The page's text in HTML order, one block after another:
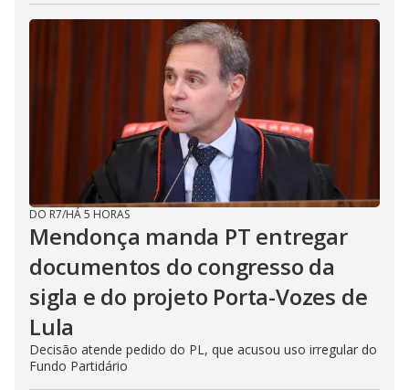
DO R7/HÁ 5 HORAS
Mendonça manda PT entregar
documentos do congresso da
sigla e do projeto Porta-Vozes de
Lula
Decisão atende pedido do PL, que acusou uso irregular do
Fundo Partidário